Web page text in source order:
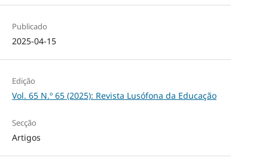
Publicado
2025-04-15
Edição
Vol. 65 N.º 65 (2025): Revista Lusófona da Educação
Secção
Artigos